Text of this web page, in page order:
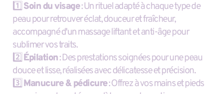
1️⃣ Soin du visage : Un rituel adapté à chaque type de
peau pour retrouver éclat, douceur et fraîcheur,
accompagné d'un massage liftant et anti-âge pour
sublimer vos traits.
2️⃣ Épilation : Des prestations soignées pour une peau
douce et lisse, réalisées avec délicatesse et précision.
3️⃣ Manucure & pédicure : Offrez à vos mains et pieds